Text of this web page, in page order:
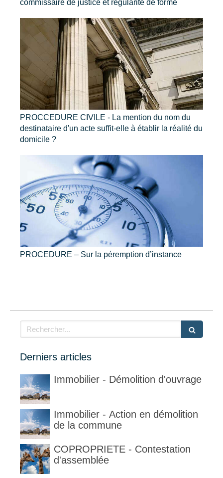
commissaire de justice et régularité de forme
PROCCEDURE CIVILE - La mention du nom du
destinataire d'un acte suffit-elle à établir la réalité du
domicile ?
PROCEDURE – Sur la péremption d’instance
Rechercher
Derniers articles
Immobilier - Démolition d'ouvrage
Immobilier - Action en démolition
de la commune
COPROPRIETE - Contestation
d'assemblée